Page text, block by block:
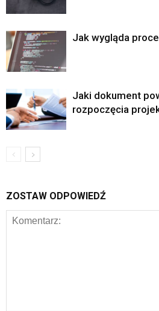
Jak wygląda
Jaki dokument
rozpoczęcia
ZOSTAW ODPOWIEDŹ